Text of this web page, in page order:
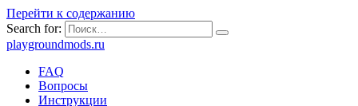
Перейти к содержанию
Search for:
playgroundmods.ru
FAQ
Вопросы
Инструкции